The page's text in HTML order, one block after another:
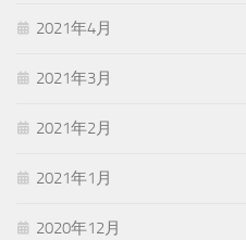
2021年4月
2021年3月
2021年2月
2021年1月
2020年12月